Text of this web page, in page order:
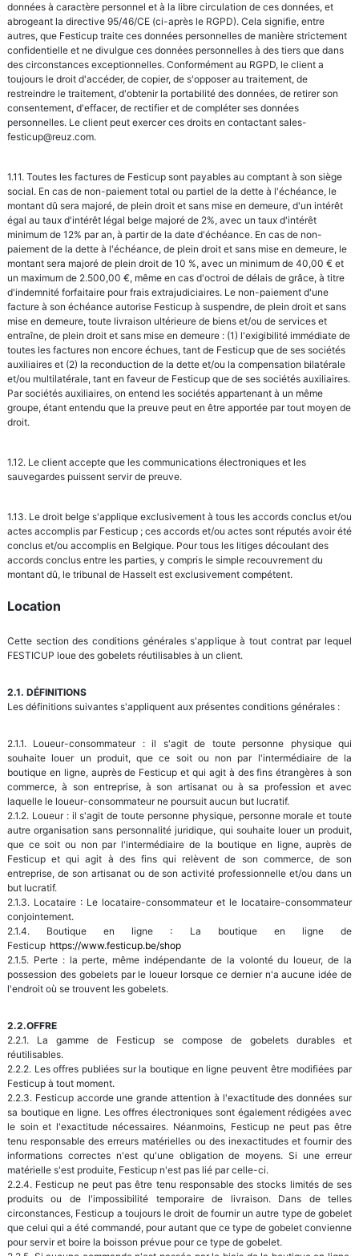
données à caractère personnel et à la libre circulation de ces données, et
abrogeant la directive 95/46/CE (ci-après le RGPD). Cela signifie, entre
autres, que Festicup traite ces données personnelles de manière strictement
confidentielle et ne divulgue ces données personnelles à des tiers que dans
des circonstances exceptionnelles. Conformément au RGPD, le client a
toujours le droit d'accéder, de copier, de s'opposer au traitement, de
restreindre le traitement, d'obtenir la portabilité des données, de retirer son
consentement, d'effacer, de rectifier et de compléter ses données
personnelles. Le client peut exercer ces droits en contactant sales-
festicup@reuz.com.
1.11. Toutes les factures de Festicup sont payables au comptant à son siège
social. En cas de non-paiement total ou partiel de la dette à l'échéance, le
montant dû sera majoré, de plein droit et sans mise en demeure, d'un intérêt
égal au taux d'intérêt légal belge majoré de 2%, avec un taux d'intérêt
minimum de 12% par an, à partir de la date d'échéance. En cas de non-
paiement de la dette à l'échéance, de plein droit et sans mise en demeure, le
montant sera majoré de plein droit de 10 %, avec un minimum de 40,00 € et
un maximum de 2.500,00 €, même en cas d'octroi de délais de grâce, à titre
d'indemnité forfaitaire pour frais extrajudiciaires. Le non-paiement d'une
facture à son échéance autorise Festicup à suspendre, de plein droit et sans
mise en demeure, toute livraison ultérieure de biens et/ou de services et
entraîne, de plein droit et sans mise en demeure : (1) l'exigibilité immédiate de
toutes les factures non encore échues, tant de Festicup que de ses sociétés
auxiliaires et (2) la reconduction de la dette et/ou la compensation bilatérale
et/ou multilatérale, tant en faveur de Festicup que de ses sociétés auxiliaires.
Par sociétés auxiliaires, on entend les sociétés appartenant à un même
groupe, étant entendu que la preuve peut en être apportée par tout moyen de
droit.
1.12. Le client accepte que les communications électroniques et les
sauvegardes puissent servir de preuve.
1.13. Le droit belge s'applique exclusivement à tous les accords conclus et/ou
actes accomplis par Festicup ; ces accords et/ou actes sont réputés avoir été
conclus et/ou accomplis en Belgique. Pour tous les litiges découlant des
accords conclus entre les parties, y compris le simple recouvrement du
montant dû, le tribunal de Hasselt est exclusivement compétent.
Location
Cette section des conditions générales s'applique à tout contrat par lequel
FESTICUP loue des gobelets réutilisables à un client.
2.1. DÉFINITIONS
Les définitions suivantes s'appliquent aux présentes conditions générales :
2.1.1. Loueur-consommateur : il s'agit de toute personne physique qui
souhaite louer un produit, que ce soit ou non par l'intermédiaire de la
boutique en ligne, auprès de Festicup et qui agit à des fins étrangères à son
commerce, à son entreprise, à son artisanat ou à sa profession et avec
laquelle le loueur-consommateur ne poursuit aucun but lucratif.
2.1.2. Loueur : il s'agit de toute personne physique, personne morale et toute
autre organisation sans personnalité juridique, qui souhaite louer un produit,
que ce soit ou non par l'intermédiaire de la boutique en ligne, auprès de
Festicup et qui agit à des fins qui relèvent de son commerce, de son
entreprise, de son artisanat ou de son activité professionnelle et/ou dans un
but lucratif.
2.1.3. Locataire : Le locataire-consommateur et le locataire-consommateur
conjointement.
2.1.4. Boutique en ligne : La boutique en ligne de
Festicup https://www.festicup.be/shop
2.1.5. Perte : la perte, même indépendante de la volonté du loueur, de la
possession des gobelets par le loueur lorsque ce dernier n'a aucune idée de
l'endroit où se trouvent les gobelets.
2.2.OFFRE
2.2.1. La gamme de Festicup se compose de gobelets durables et
réutilisables.
2.2.2. Les offres publiées sur la boutique en ligne peuvent être modifiées par
Festicup à tout moment.
2.2.3. Festicup accorde une grande attention à l'exactitude des données sur
sa boutique en ligne. Les offres électroniques sont également rédigées avec
le soin et l'exactitude nécessaires. Néanmoins, Festicup ne peut pas être
tenu responsable des erreurs matérielles ou des inexactitudes et fournir des
informations correctes n'est qu'une obligation de moyens. Si une erreur
matérielle s'est produite, Festicup n'est pas lié par celle-ci.
2.2.4. Festicup ne peut pas être tenu responsable des stocks limités de ses
produits ou de l'impossibilité temporaire de livraison. Dans de telles
circonstances, Festicup a toujours le droit de fournir un autre type de gobelet
que celui qui a été commandé, pour autant que ce type de gobelet convienne
pour servir et boire la boisson prévue pour ce type de gobelet.